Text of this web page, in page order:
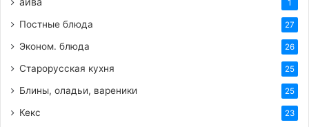
1
Постные блюда 27
Эконом. блюда 26
Старорусская кухня 25
Блины, оладьи, вареники 25
Кекс 23